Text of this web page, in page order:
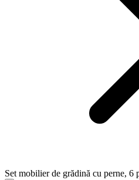
Set mobilier de grădină cu perne, 6